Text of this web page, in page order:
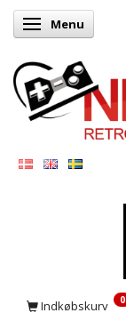
Skifte navigation
Menu
Indkøbskurv 0